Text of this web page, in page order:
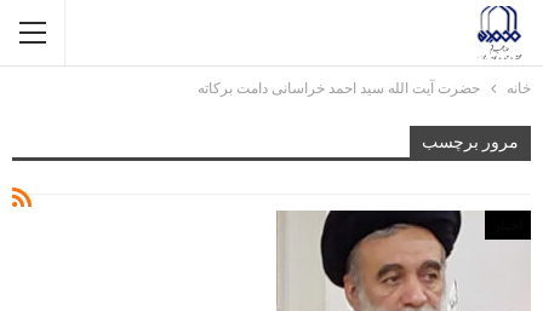
خانه حضرت آیت الله سید احمد خراسانی دامت برکاته
مرور برچسب